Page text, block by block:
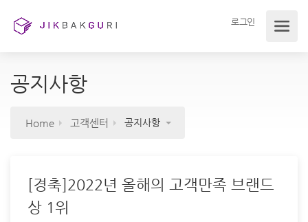
로그인
공지사항
Home 고객센터 공지사항
[경축]2022년 올해의 고객만족 브랜드
상 1위